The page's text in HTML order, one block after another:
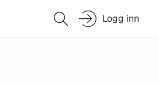
Logg inn